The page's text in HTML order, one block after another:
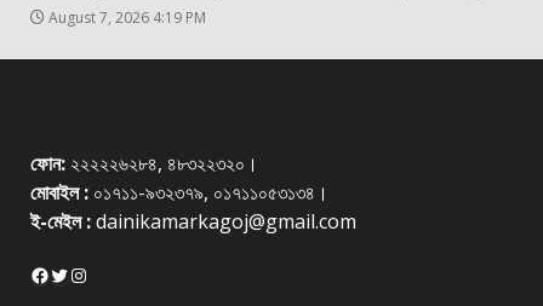
August 7, 2026 4:19 PM
ফোন: ২২২২২৬২৮৪, ৪৮৩২২৩২০।
মোবাইল : ০১৭১১-৯৩২৩৭৯, ০১৭১১০৫৩১৩৪।
ই-মেইল :dainikamarkagoj@gmail.com
Facebook
Twitter
Instagram